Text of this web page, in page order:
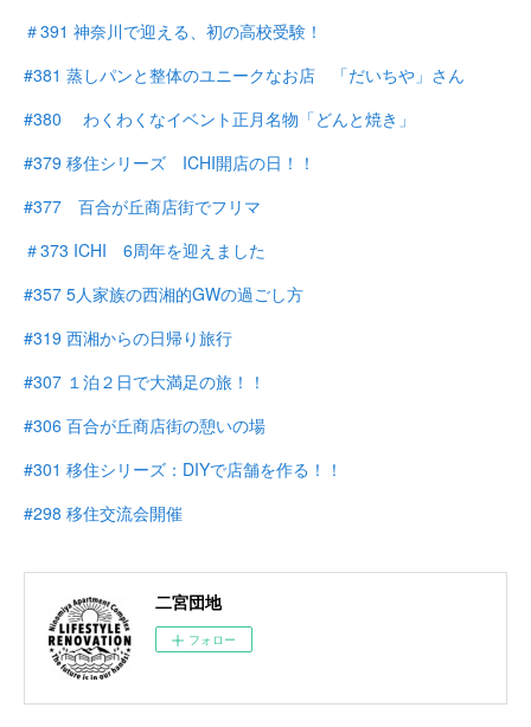
＃391 神奈川で迎える、初の高校受験！
#381 蒸しパンと整体のユニークなお店 「だいちや」さん
#380 わくわくなイベント正月名物「どんと焼き」
#379 移住シリーズ ICHI開店の日！！
#377 百合が丘商店街でフリマ
＃373 ICHI 6周年を迎えました
#357 5人家族の西湘的GWの過ごし方
#319 西湘からの日帰り旅行
#307 １泊２日で大満足の旅！！
#306 百合が丘商店街の憩いの場
#301 移住シリーズ：DIYで店舗を作る！！
#298 移住交流会開催
二宮団地
フォロー